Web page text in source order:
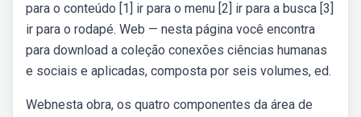
para o conteúdo [1] ir para o menu [2] ir para a busca [3]
ir para o rodapé. Web — nesta página você encontra
para download a coleção conexões ciências humanas
e sociais e aplicadas, composta por seis volumes, ed.
Webnesta obra, os quatro componentes da área de